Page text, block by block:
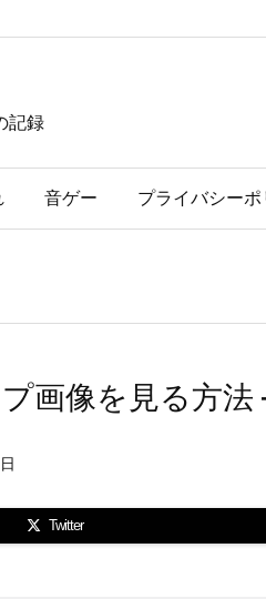
記録
音ゲー プライバシーポ
画像を見る方法
Twitter